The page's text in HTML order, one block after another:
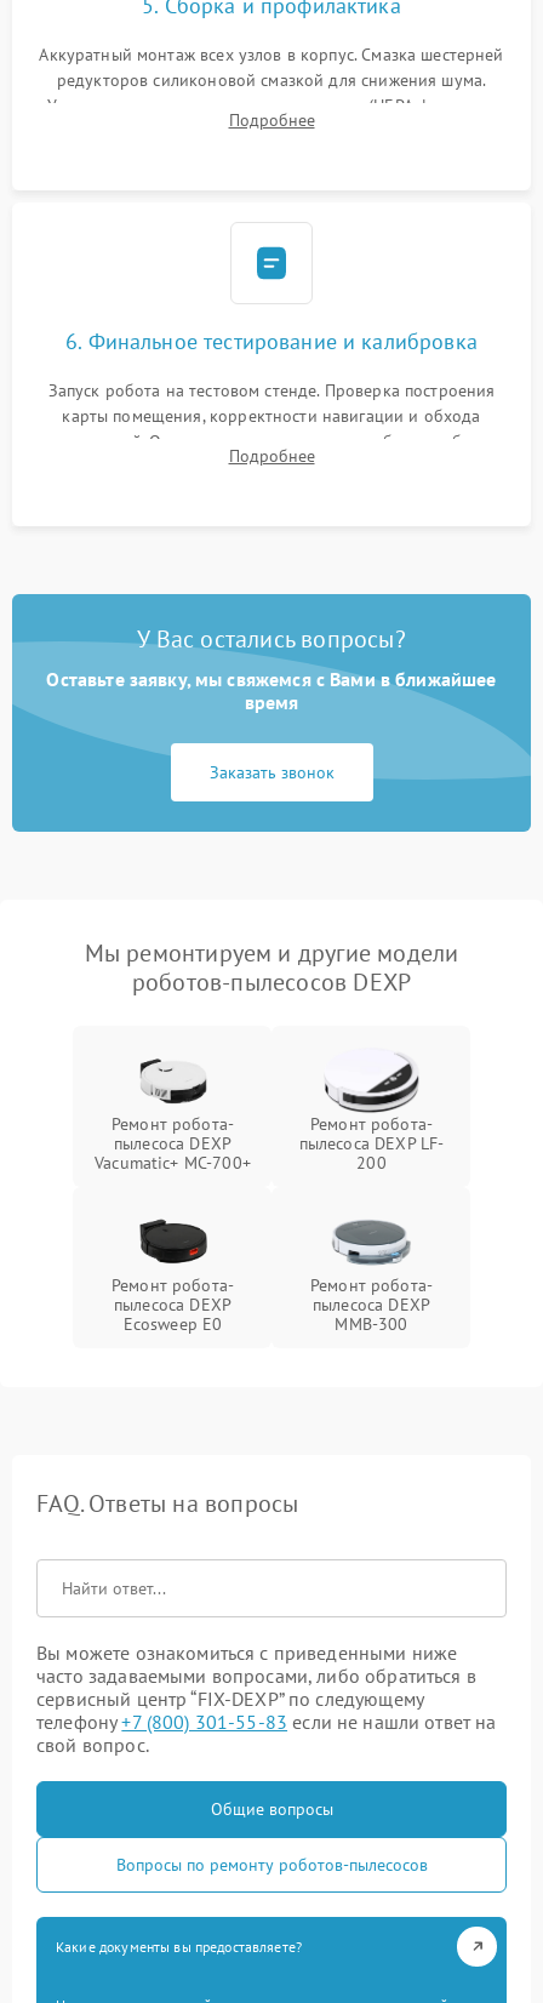
Аккуратный монтаж всех узлов в корпус. Смазка шестерней
редукторов силиконовой смазкой для снижения шума.
Установка новых расходных материалов (HEPA-фильтров,
микрофибры, щеток). Надежная фиксация разъемов и
Подробнее
6. Финальное тестирование и калибровка
Запуск робота на тестовом стенде. Проверка построения
карты помещения, корректности навигации и обхода
препятствий. Оценка силы всасывания и работы турбины.
Тестирование автоматического возврата на док-станцию и
Подробнее
У Вас остались вопросы?
Оставьте заявку, мы свяжемся с Вами в ближайшее
время
Заказать звонок
Мы ремонтируем и другие модели
роботов-пылесосов DEXP
Ремонт робота-
пылесоса DEXP
Vacumatic+ MC-700+
Ремонт робота-
пылесоса DEXP LF-
200
Ремонт робота-
пылесоса DEXP
Ecosweep E0
Ремонт робота-
пылесоса DEXP
MMB-300
FAQ. Ответы на вопросы
Вы можете ознакомиться с приведенными ниже
часто задаваемыми вопросами, либо обратиться в
сервисный центр “FIX-DEXP” по следующему
телефону+7 (800) 301-55-83 если не нашли ответ на
свой вопрос.
Общие вопросы
Вопросы по ремонту роботов-пылесосов
Какие документы вы предоставляете?